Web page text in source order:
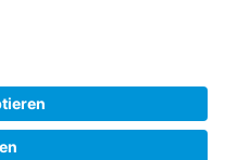
Alle Zeiten sindUTC+02:00